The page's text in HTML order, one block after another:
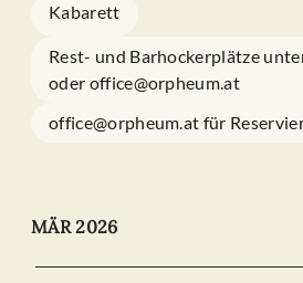
Kabarett
Rest- und Barhockerplätze
oder office@orpheum.at
office@orpheum.at für
MÄR 2026